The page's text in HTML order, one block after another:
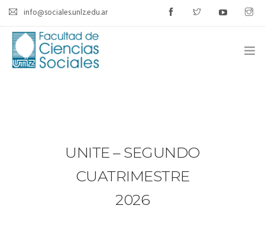
info@sociales.unlz.edu.ar
CALENDARIO ACADÉMICO
UNITE – SEGUNDO
CUATRIMESTRE
2026